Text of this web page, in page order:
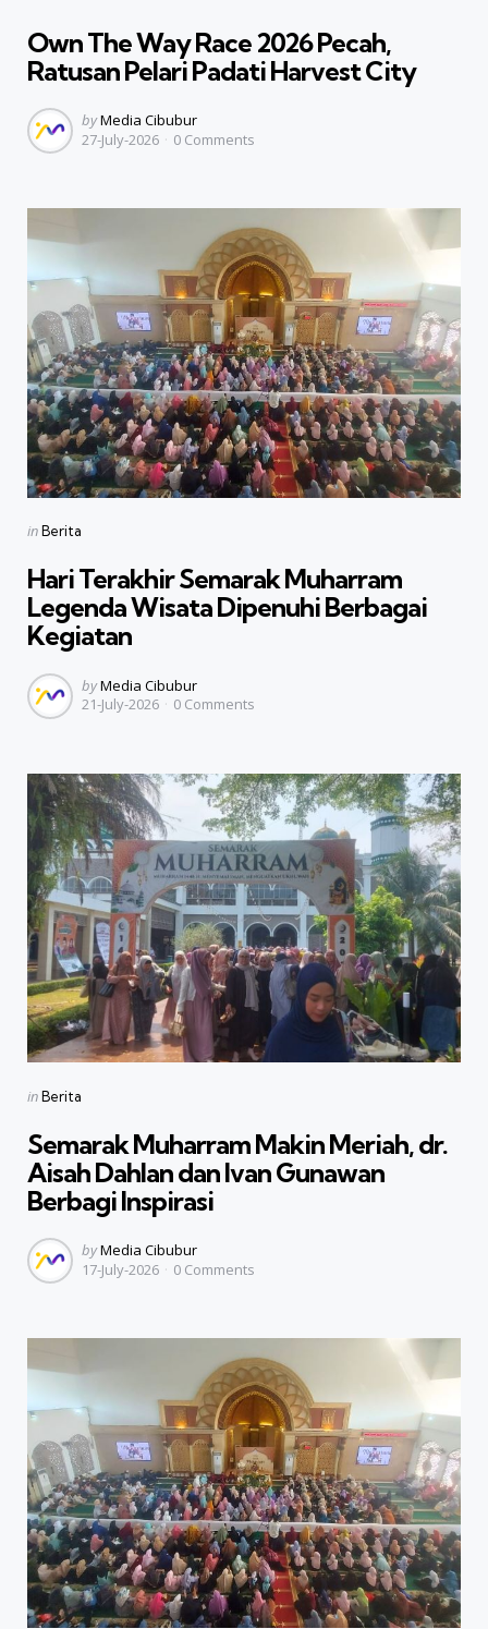
Own The Way Race 2026 Pecah,
Ratusan Pelari Padati Harvest City
Posted
by
byMedia Cibubur
27-July-2026
0 Comments
Categories
Posted
inBerita
Hari Terakhir Semarak Muharram
Legenda Wisata Dipenuhi Berbagai
Kegiatan
Posted
by
byMedia Cibubur
21-July-2026
0 Comments
Categories
Posted
inBerita
Semarak Muharram Makin Meriah, dr.
Aisah Dahlan dan Ivan Gunawan
Berbagi Inspirasi
Posted
by
byMedia Cibubur
17-July-2026
0 Comments